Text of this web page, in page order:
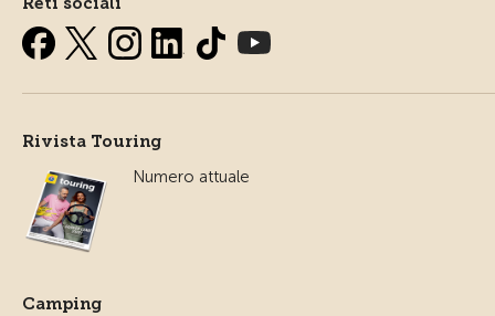
Rivista Touring
Numero attuale
Camping